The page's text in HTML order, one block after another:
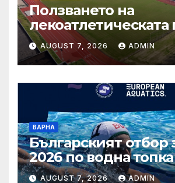
Ползването на
лекоатлетическата
около
терен на стадион
се осъществява
електронно
AUGUST 7, 2026 ADMIN
ВАРНА
Българският отбор
2026 по водна
бъде обявен на 7
AUGUST 7, 2026 ADMIN